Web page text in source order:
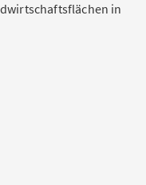
in